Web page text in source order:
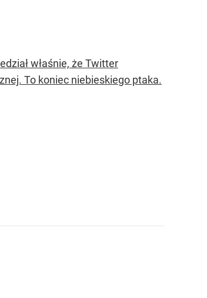
właśnie, że Twitter
To koniec niebieskiego ptaka.